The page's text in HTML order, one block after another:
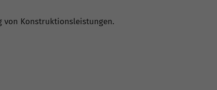
von Konstruktionsleistungen.